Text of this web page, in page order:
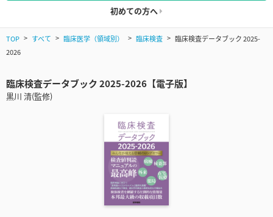
初めての方へ
TOP すべて 臨床医学（領域別） 臨床検査
臨床検査データブック 2025-
2026
臨床検査データブック 2025-2026【電子版】
黒川 清(監修)